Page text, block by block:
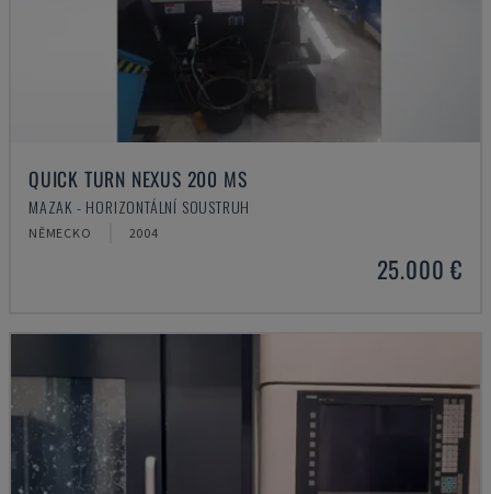
QUICK TURN NEXUS 200 MS
MAZAK - HORIZONTÁLNÍ SOUSTRUH
NĚMECKO 2004
25.000 €